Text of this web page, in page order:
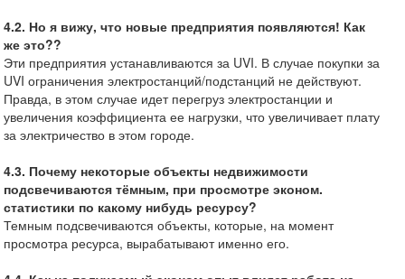
4.2. Но я вижу, что новые предприятия появляются! Как
же это??
Эти предприятия устанавливаются за UVI. В случае покупки за
UVI ограничения электростанций/подстанций не действуют.
Правда, в этом случае идет перегруз электростанции и
увеличения коэффициента ее нагрузки, что увеличивает плату
за электричество в этом городе.
4.3. Почему некоторые объекты недвижимости
подсвечиваются тёмным, при просмотре эконом.
статистики по какому нибудь ресурсу?
Темным подсвечиваются объекты, которые, на момент
просмотра ресурса, вырабатывают именно его.